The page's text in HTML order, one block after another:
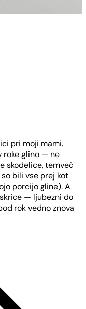
pri moji mami.
roke glino — ne
skodelice, temveč
bili vse prej kot
porcijo gline). A
— ljubezni do
rok vedno znova